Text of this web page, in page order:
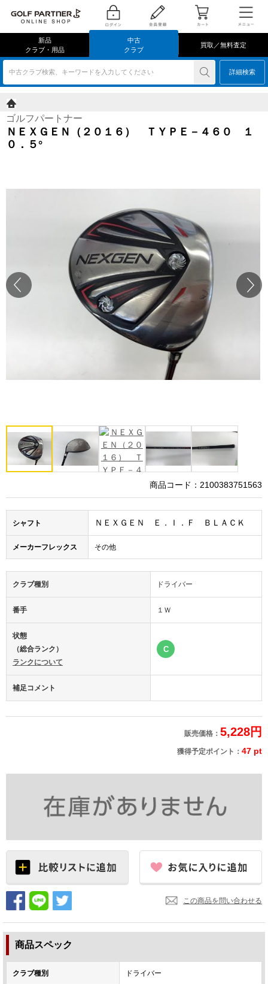
新品
クラブ・用品
中古
クラブ
買取／無料査定
中古クラブ検索、キーワードを入力してください 詳細検索
ゴルフパートナー
ＮＥＸＧＥＮ（２０１６） ＴＹＰＥ－４６０ １
０．５°
商品コード：2100383751563
シャフト ＮＥＸＧＥＮ Ｅ．Ｉ．Ｆ ＢＬＡＣＫ
メーカーフレックス その他
クラブ種別 ドライバー
番手 １Ｗ
状態
（総合ランク）
ランクについて
C
補足コメント
販売価格： 5,228円
獲得予定ポイント： 47 pt
この商品を問い合わせる
商品スペック
クラブ種別 ドライバー